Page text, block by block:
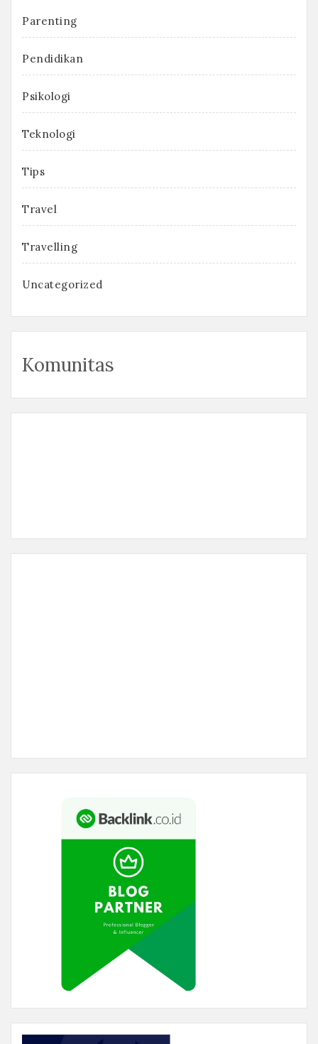
Parenting
Pendidikan
Psikologi
Teknologi
Tips
Travel
Travelling
Uncategorized
Komunitas